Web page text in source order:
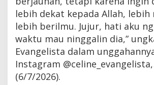
lebih dekat kepada Allah, lebih
lebih berilmu. Jujur, hati aku
waktu mau ninggalin dia,”
Evangelista dalam
Instagram
(6/7/2026).